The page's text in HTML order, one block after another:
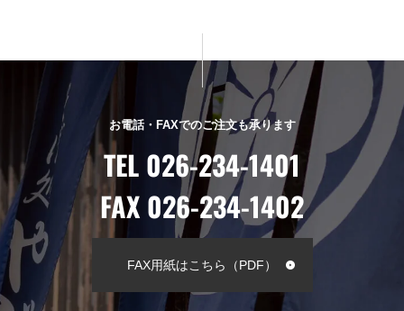
お電話・FAXでのご注文も承ります
TEL 026-234-1401
FAX 026-234-1402
FAX用紙はこちら（PDF）